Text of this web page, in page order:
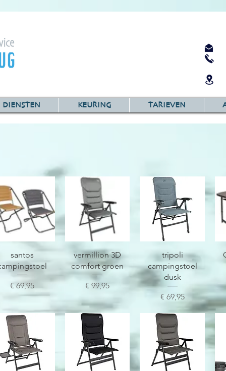
DIENSTEN KEURING TARIEVEN
Snel overzicht
santos
Prijs
€ 69,95
Snel overzicht
vermillion 3D
comfort groen
Prijs
€ 99,95
Snel overzicht
tripoli
campingstoel
dusk
Prijs
€ 69,95